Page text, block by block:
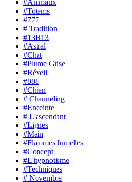
#Animaux
#Totems
#777
# Tradition
#13H13
#Astral
#Chat
#Plume Grise
#Réveil
#888
#Chien
# Channeling
#Enceinte
# L'ascendant
#Lignes
#Main
#Flammes Jumelles
#Concept
#L'hypnotisme
#Techniques
# Novembre